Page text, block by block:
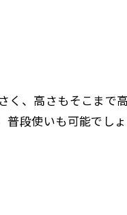
く、高さもそこまで
段使いも可能でしょ